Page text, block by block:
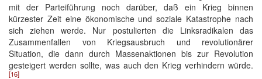
mit der Parteiführung noch darüber, daß ein Krieg binnen
kürzester Zeit eine ökonomische und soziale Katastrophe nach
sich ziehen werde. Nur postulierten die Linksradikalen das
Zusammenfallen von Kriegsausbruch und revolutionärer
Situation, die dann durch Massenaktionen bis zur Revolution
gesteigert werden sollte, was auch den Krieg verhindern würde.
[16]